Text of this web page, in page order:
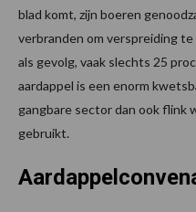
blad komt, zijn boeren
verbranden om verspreiding
als gevolg, vaak slechts 25
aardappel is een enorm
gangbare sector dan ook flink
gebruikt.